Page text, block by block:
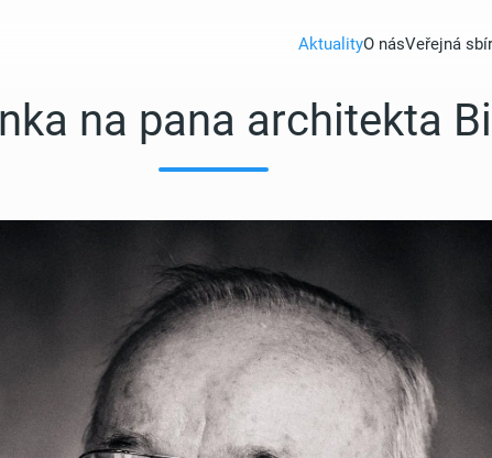
na pana architekta
AktualityO násVeřejná